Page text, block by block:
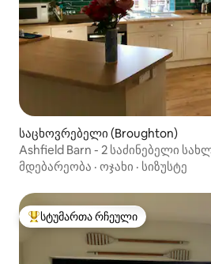
საცხოვრებელი (Broughton)
Ashfield Barn - 2 საძინებელი
მდებარეობა · ოჯახი · სიზუსტე
სტუმართა რჩეული მოწინავე
სტუმართა რჩეული